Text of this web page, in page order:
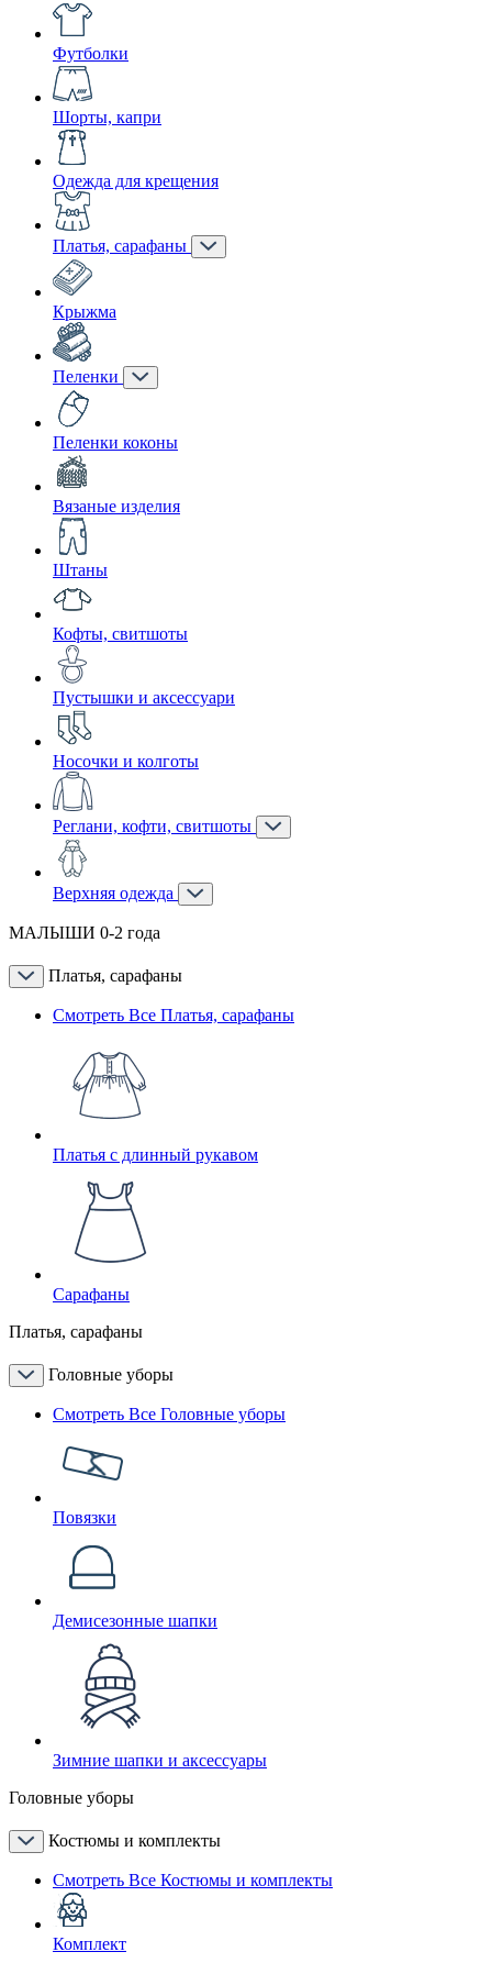
Футболки
Шорты, капри
Одежда для крещения
Платья, сарафаны
Крыжма
Пеленки
Пеленки коконы
Вязаные изделия
Штаны
Кофты, свитшоты
Пустышки и аксессуари
Носочки и колготы
Реглани, кофти, свитшоты
Верхняя одежда
МАЛЫШИ 0-2 года
Платья, сарафаны
Смотреть Все Платья, сарафаны
Платья с длинный рукавом
Сарафаны
Платья, сарафаны
Головные уборы
Смотреть Все Головные уборы
Повязки
Демисезонные шапки
Зимние шапки и аксессуары
Головные уборы
Костюмы и комплекты
Смотреть Все Костюмы и комплекты
Комплект